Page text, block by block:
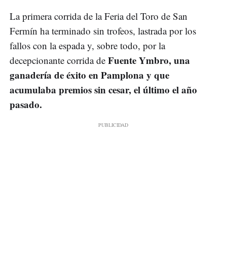
La primera corrida de la Feria del Toro de San
Fermín ha terminado sin trofeos, lastrada por los
fallos con la espada y, sobre todo, por la
decepcionante corrida de Fuente Ymbro, una
ganadería de éxito en Pamplona y que
acumulaba premios sin cesar, el último el año
pasado.